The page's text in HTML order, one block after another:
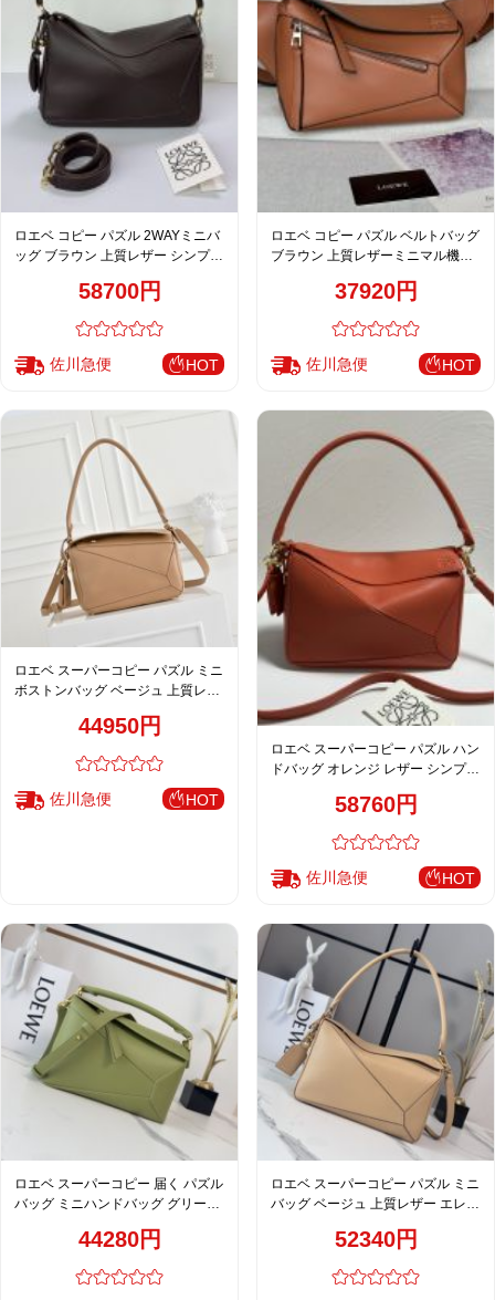
ロエベ コピー パズル 2WAYミニバ
ッグ ブラウン 上質レザー シンプル
58700円
佐川急便 HOT
ロエベ コピー パズル ベルトバッグ
ブラウン 上質レザーミニマル機能
37920円
佐川急便 HOT
ロエベ スーパーコピー パズル ミニ
ボストンバッグ ベージュ 上質レザ
44950円
佐川急便 HOT
ロエベ スーパーコピー パズル ハン
ドバッグ オレンジ レザー シンプル
58760円
佐川急便 HOT
ロエベ スーパーコピー 届く パズル
バッグ ミニハンドバッグ グリーン
44280円
ロエベ スーパーコピー パズル ミニ
バッグ ベージュ 上質レザー エレガ
52340円